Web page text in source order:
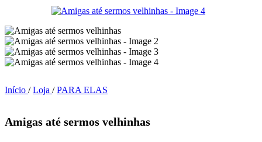
Início / Loja / PARA ELAS
Amigas até sermos velhinhas